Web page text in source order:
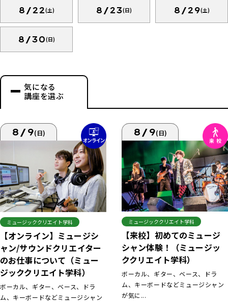
8/22(土) 8/23(日) 8/29(土)
8/30(日)
気になる
講座を選ぶ
8/9(日)
ミュージッククリエイト学科
【オンライン】ミュージシ
ャン/サウンドクリエイター
のお仕事について（ミュー
ジッククリエイト学科）
ボーカル、ギター、ベース、ドラ
ム、キーボードなどミュージシャン
8/9(日)
ミュージッククリエイト学科
【来校】初めてのミュージ
シャン体験！（ミュージッ
ククリエイト学科）
ボーカル、ギター、ベース、ドラ
ム、キーボードなどミュージシャン
が気に...